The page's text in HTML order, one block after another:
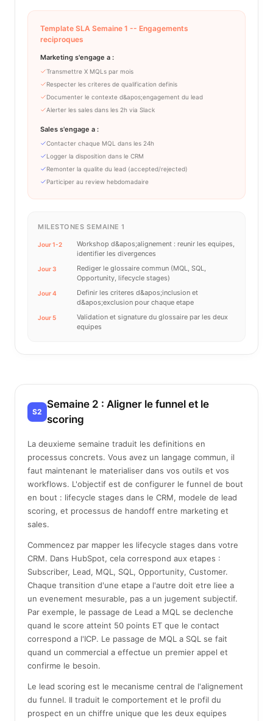
Template SLA Semaine 1 -- Engagements
reciproques
Marketing s'engage a :
Transmettre X MQLs par mois
Respecter les criteres de qualification definis
Documenter le contexte d&apos;engagement du lead
Alerter les sales dans les 2h via Slack
Sales s'engage a :
Contacter chaque MQL dans les 24h
Logger la disposition dans le CRM
Remonter la qualite du lead (accepted/rejected)
Participer au review hebdomadaire
MILESTONES SEMAINE 1
Jour 1-2
Workshop d&apos;alignement : reunir les equipes,
identifier les divergences
Jour 3
Rediger le glossaire commun (MQL, SQL,
Opportunity, lifecycle stages)
Jour 4
Definir les criteres d&apos;inclusion et
d&apos;exclusion pour chaque etape
Jour 5
Validation et signature du glossaire par les deux
equipes
S2
Semaine 2 : Aligner le funnel et le
scoring
La deuxieme semaine traduit les definitions en
processus concrets. Vous avez un langage commun, il
faut maintenant le materialiser dans vos outils et vos
workflows. L'objectif est de configurer le funnel de bout
en bout : lifecycle stages dans le CRM, modele de lead
scoring, et processus de handoff entre marketing et
sales.
Commencez par mapper les lifecycle stages dans votre
CRM. Dans HubSpot, cela correspond aux etapes :
Subscriber, Lead, MQL, SQL, Opportunity, Customer.
Chaque transition d'une etape a l'autre doit etre liee a
un evenement mesurable, pas a un jugement subjectif.
Par exemple, le passage de Lead a MQL se declenche
quand le score atteint 50 points ET que le contact
correspond a l'ICP. Le passage de MQL a SQL se fait
quand un commercial a effectue un premier appel et
confirme le besoin.
Le lead scoring est le mecanisme central de l'alignement
du funnel. Il traduit le comportement et le profil du
prospect en un chiffre unique que les deux equipes